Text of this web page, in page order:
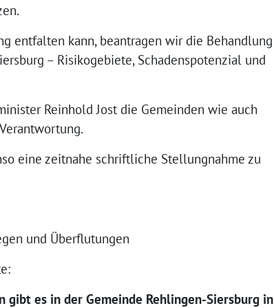
entfalten kann, beantragen wir die Behandlung
– Risikogebiete, Schadenspotenzial und
Reinhold Jost die Gemeinden wie auch
eine zeitnahe schriftliche Stellungnahme zu
und Überflutungen
es in der Gemeinde Rehlingen-Siersburg in